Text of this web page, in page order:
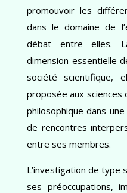
promouvoir les
dans le domaine de
débat entre elles.
dimension essentielle
société scientifique,
proposée aux sciences
philosophique dans
de rencontres
entre ses membres.
L’investigation de type
ses préoccupations,